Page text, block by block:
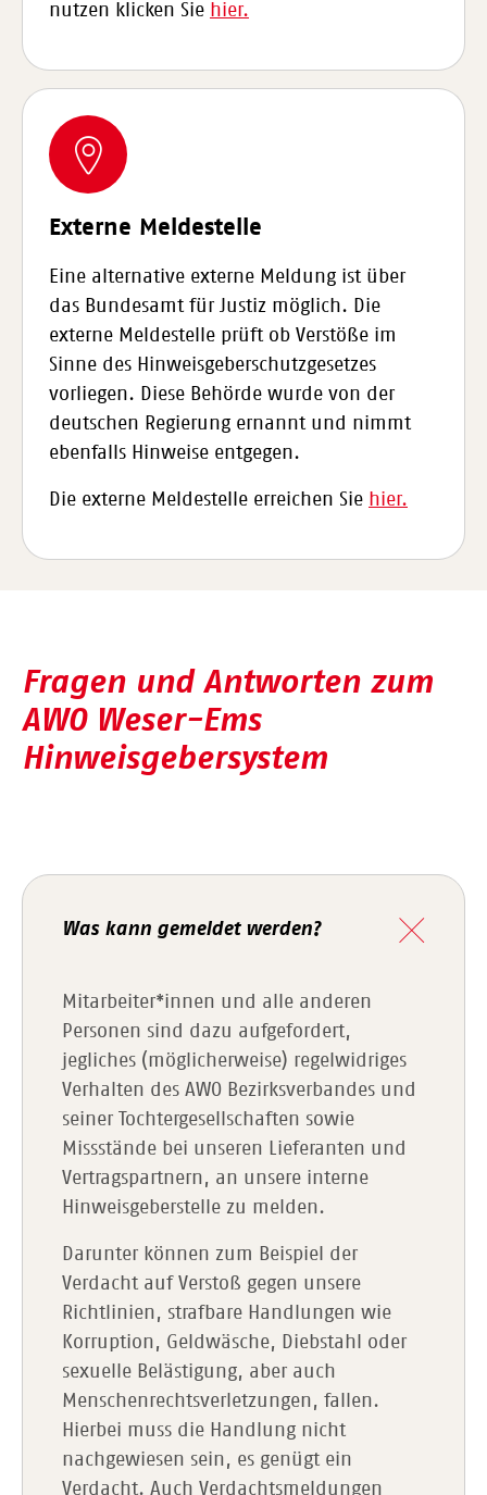
nutzen klicken Sie hier.
Externe Meldestelle
Eine alternative externe Meldung ist über
das Bundesamt für Justiz möglich. Die
externe Meldestelle prüft ob Verstöße im
Sinne des Hinweisgeberschutzgesetzes
vorliegen. Diese Behörde wurde von der
deutschen Regierung ernannt und nimmt
ebenfalls Hinweise entgegen.
Die externe Meldestelle erreichen Sie hier.
Fragen und Antworten zum
AWO Weser-Ems
Hinweisgebersystem
Was kann gemeldet werden?
Mitarbeiter*innen und alle anderen
Personen sind dazu aufgefordert,
jegliches (möglicherweise) regelwidriges
Verhalten des AWO Bezirksverbandes und
seiner Tochtergesellschaften sowie
Missstände bei unseren Lieferanten und
Vertragspartnern, an unsere interne
Hinweisgeberstelle zu melden.
Darunter können zum Beispiel der
Verdacht auf Verstoß gegen unsere
Richtlinien, strafbare Handlungen wie
Korruption, Geldwäsche, Diebstahl oder
sexuelle Belästigung, aber auch
Menschenrechtsverletzungen, fallen.
Hierbei muss die Handlung nicht
nachgewiesen sein, es genügt ein
Verdacht. Auch Verdachtsmeldungen